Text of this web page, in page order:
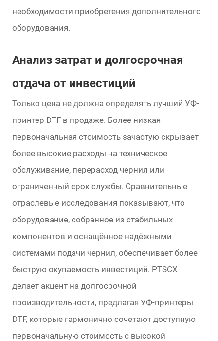
необходимости приобретения дополнительного
оборудования.
Анализ затрат и долгосрочная
отдача от инвестиций
Только цена не должна определять лучший УФ-
принтер DTF в продаже. Более низкая
первоначальная стоимость зачастую скрывает
более высокие расходы на техническое
обслуживание, перерасход чернил или
ограниченный срок службы. Сравнительные
отраслевые исследования показывают, что
оборудование, собранное из стабильных
компонентов и оснащённое надёжными
системами подачи чернил, обеспечивает более
быструю окупаемость инвестиций. PTSCX
делает акцент на долгосрочной
производительности, предлагая УФ-принтеры
DTF, которые гармонично сочетают доступную
первоначальную стоимость с высокой